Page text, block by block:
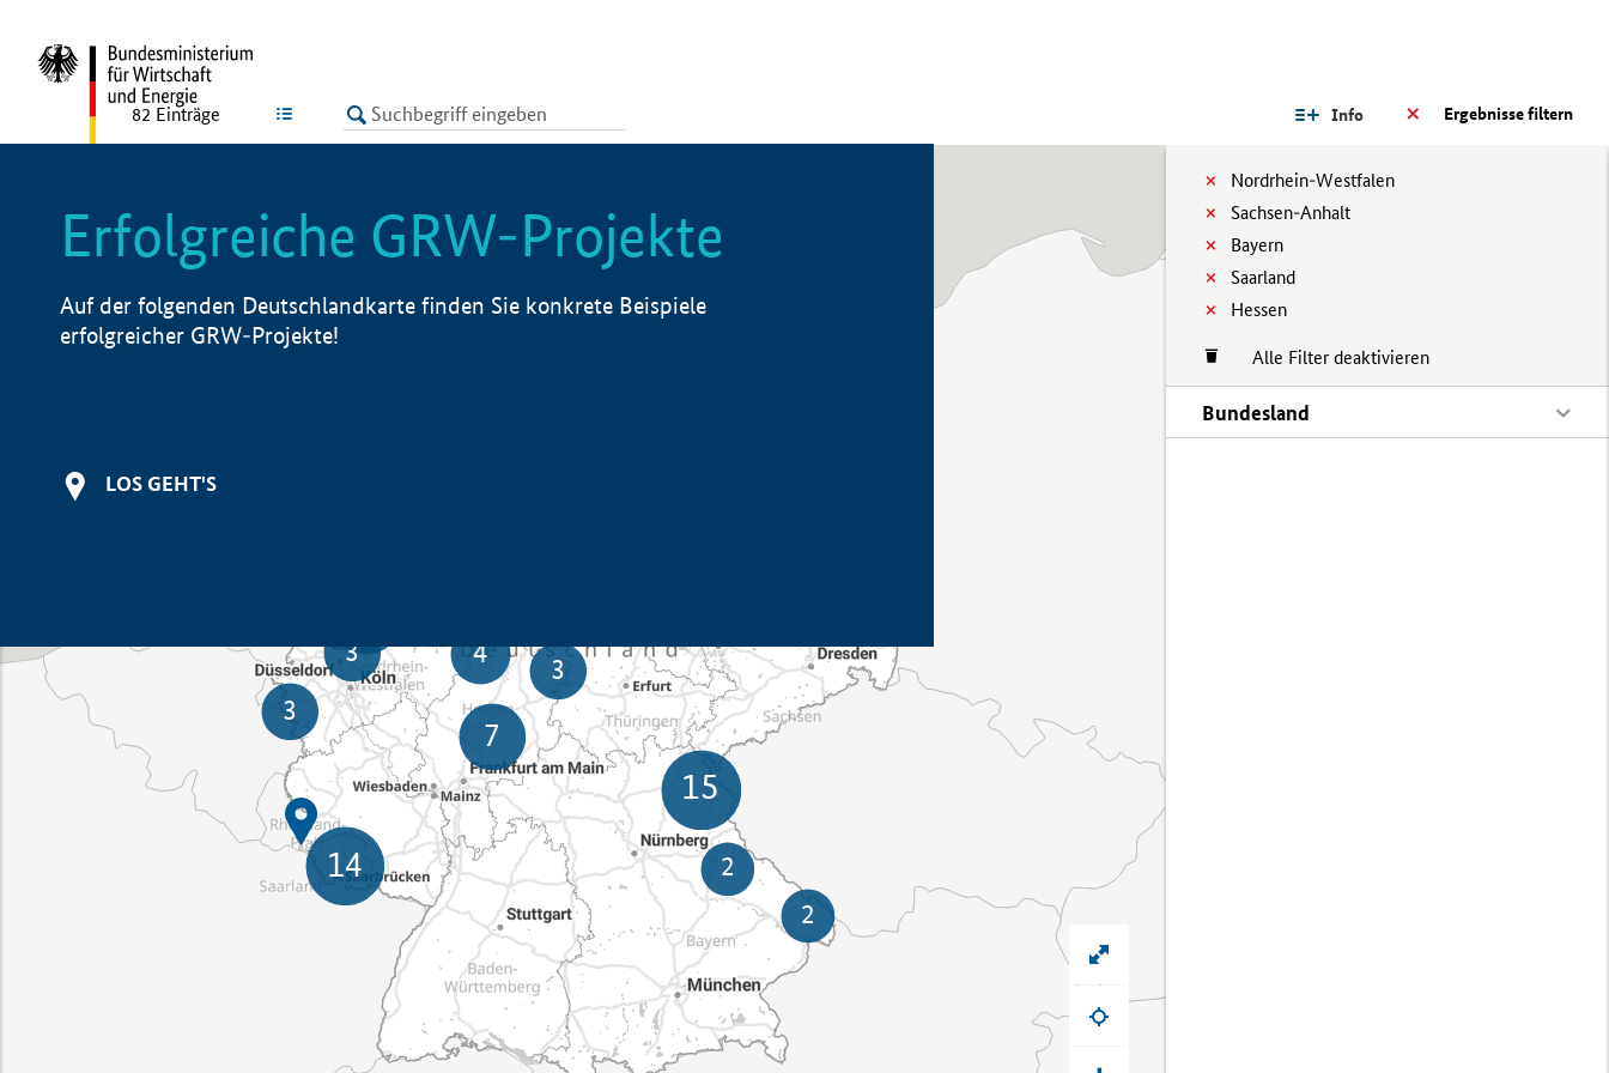
LISTE Ergebnisse filtern
Info
Nordrhein-Westfalen
Sachsen-Anhalt
Bayern
Saarland
Hessen
Alle Filter deaktivieren
Bundesland
82 Einträge
Erfolgreiche GRW-Projekte
Auf der folgenden Deutschlandkarte finden Sie konkrete Beispiele
erfolgreicher GRW-Projekte!
LOS GEHT'S